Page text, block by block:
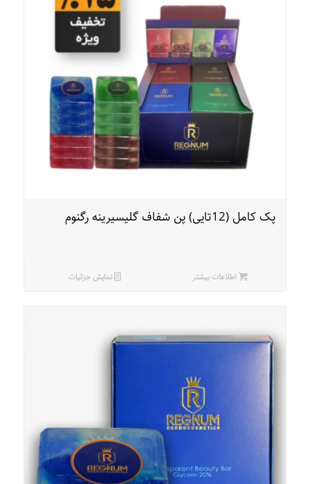
پک کامل (12تایی) پن شفاف گلیسیرینه رگنوم
اطلاعات بیشتر نمایش جزئیات